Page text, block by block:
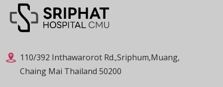
110/392 Inthawarorot Rd.,Sriphum,Muang,
Chaing Mai Thailand 50200